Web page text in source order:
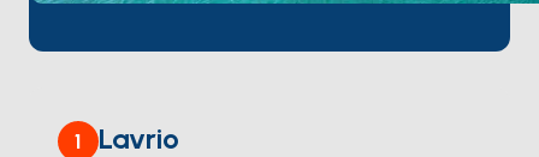
1 Lavrio